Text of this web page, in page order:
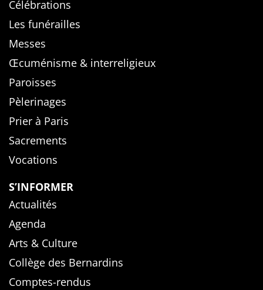
Célébrations
Les funérailles
Messes
Œcuménisme & interreligieux
Paroisses
Pèlerinages
Prier à Paris
Sacrements
Vocations
S’INFORMER
Actualités
Agenda
Arts & Culture
Collège des Bernardins
Comptes-rendus